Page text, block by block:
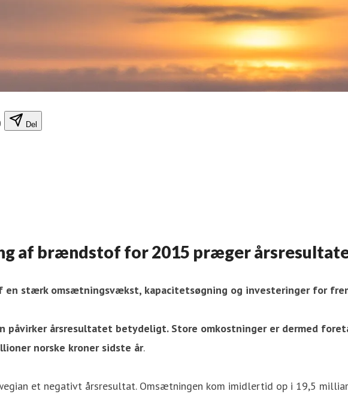
Del
af brændstof for 2015 præger
stærk omsætningsvækst, kapacitetsøgning og investeringer for
påvirker årsresultatet betydeligt. Store omkostninger er dermed
norske kroner sidste år.
et negativt årsresultat. Omsætningen kom imidlertid op i 19,5